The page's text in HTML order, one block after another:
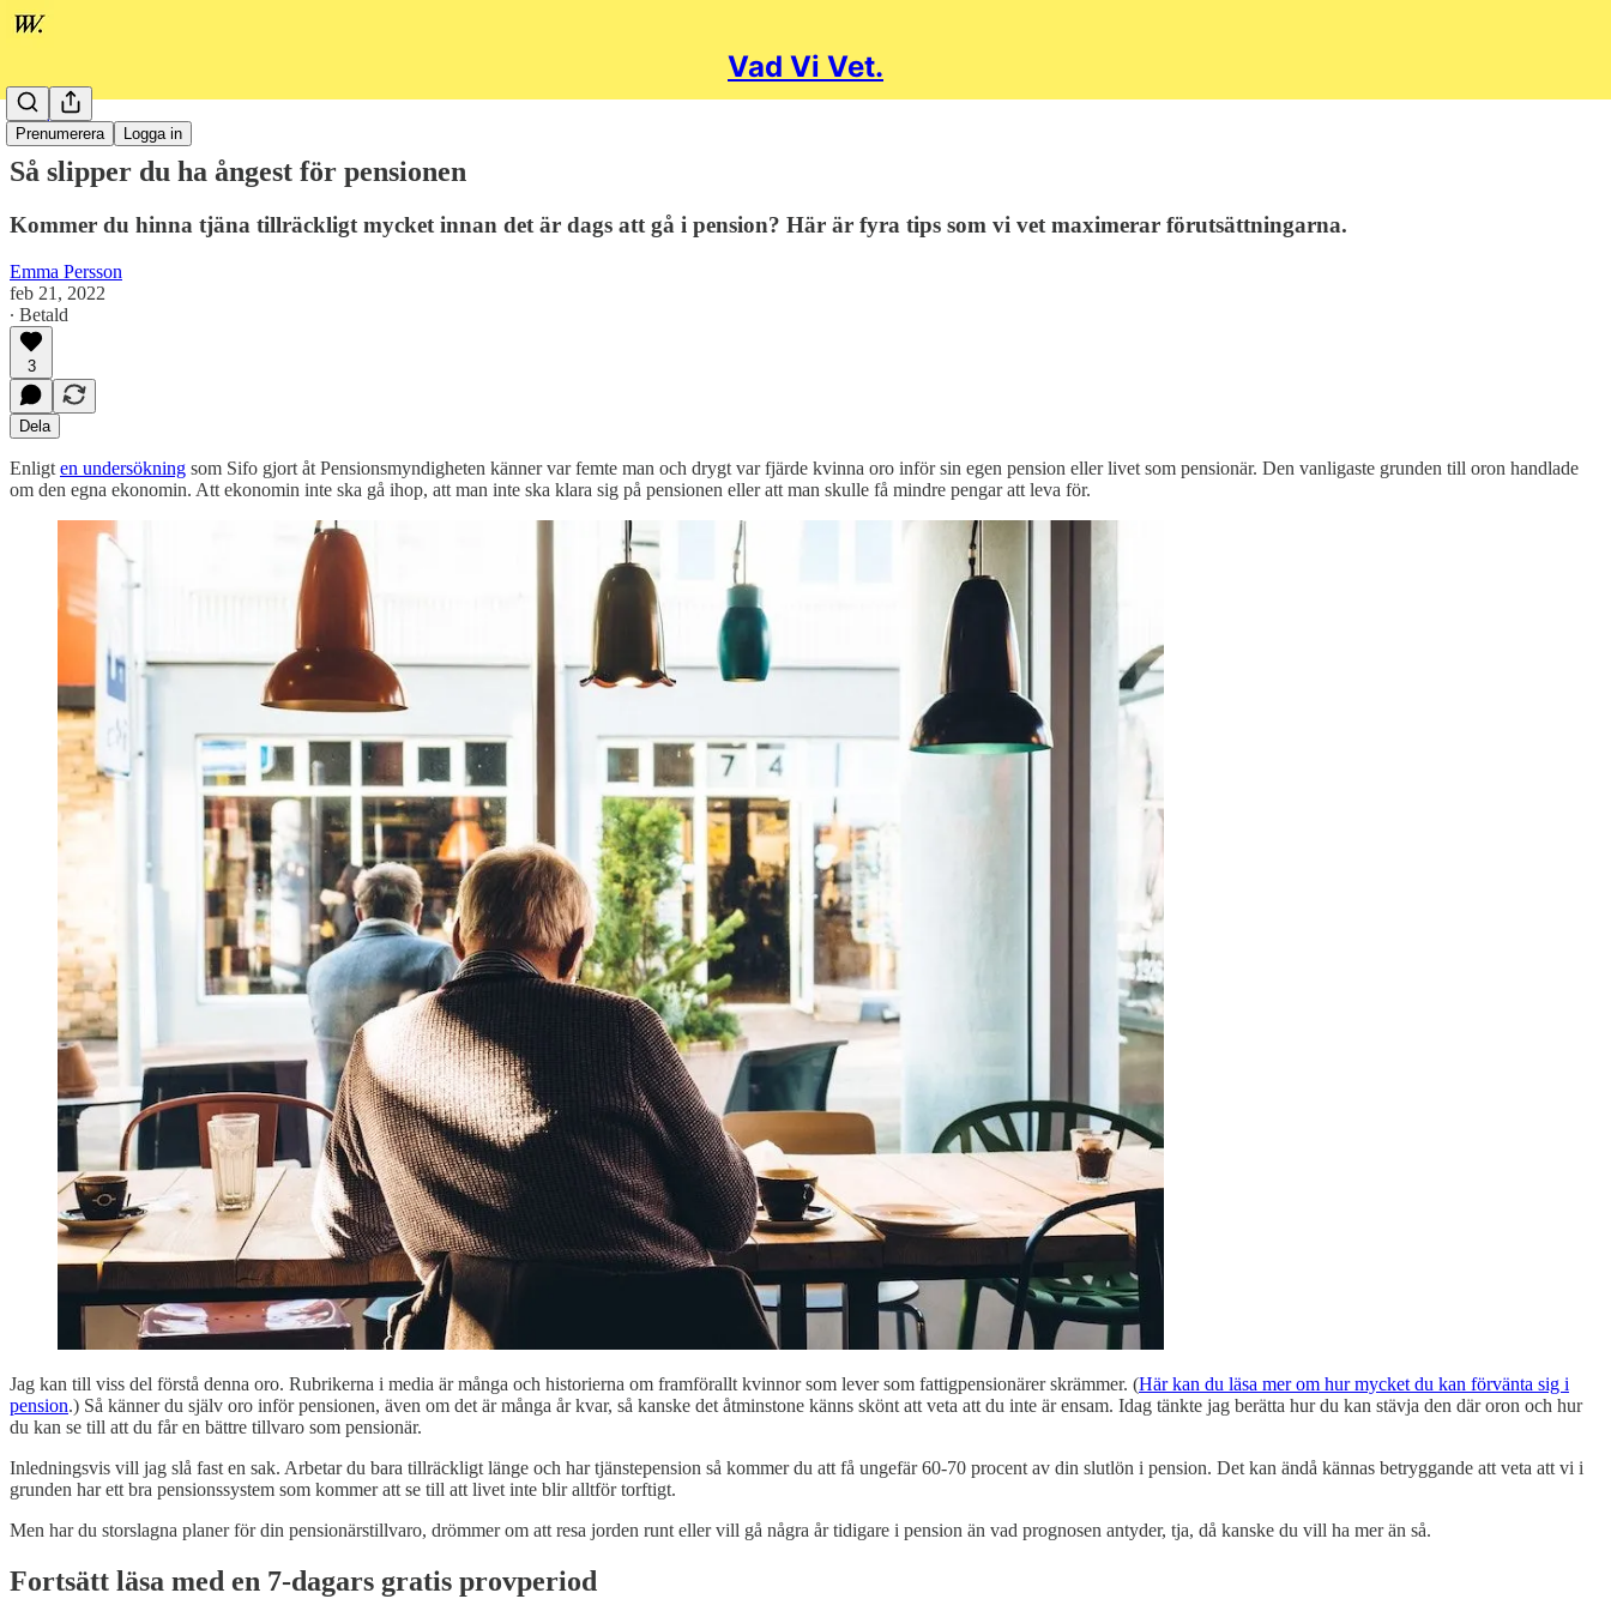
Vad Vi Vet.
Prenumerera Logga in
Ekonomi
Så slipper du ha ångest för pensionen
Kommer du hinna tjäna tillräckligt mycket innan det är dags att gå i pension? Här är fyra tips som vi vet maximerar förutsättningarna.
Emma Persson
feb 21, 2022
∙ Betald
3
Dela
Enligt en undersökning som Sifo gjort åt Pensionsmyndigheten känner var femte man och drygt var fjärde kvinna oro inför sin egen pension eller livet som pensionär. Den vanligaste grunden till oron handlade
om den egna ekonomin. Att ekonomin inte ska gå ihop, att man inte ska klara sig på pensionen eller att man skulle få mindre pengar att leva för.
Jag kan till viss del förstå denna oro. Rubrikerna i media är många och historierna om framförallt kvinnor som lever som fattigpensionärer skrämmer. (Här kan du läsa mer om hur mycket du kan förvänta sig i
pension.) Så känner du själv oro inför pensionen, även om det är många år kvar, så kanske det åtminstone känns skönt att veta att du inte är ensam. Idag tänkte jag berätta hur du kan stävja den där oron och hur
du kan se till att du får en bättre tillvaro som pensionär.
Inledningsvis vill jag slå fast en sak. Arbetar du bara tillräckligt länge och har tjänstepension så kommer du att få ungefär 60-70 procent av din slutlön i pension. Det kan ändå kännas betryggande att veta att vi i
grunden har ett bra pensionssystem som kommer att se till att livet inte blir alltför torftigt.
Men har du storslagna planer för din pensionärstillvaro, drömmer om att resa jorden runt eller vill gå några år tidigare i pension än vad prognosen antyder, tja, då kanske du vill ha mer än så.
Fortsätt läsa med en 7-dagars gratis provperiod